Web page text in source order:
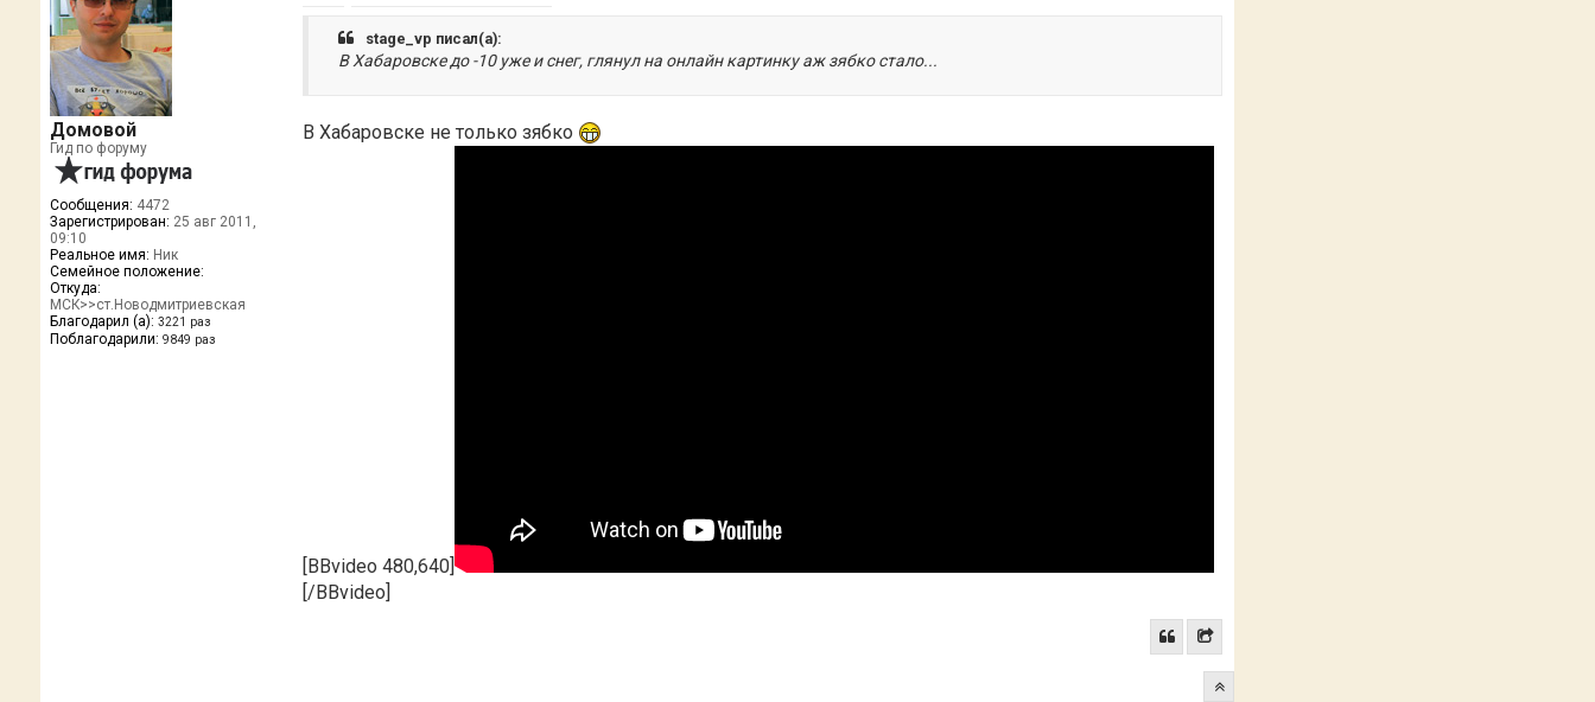
Домовой
Гид по форуму
Сообщения: 4472
Зарегистрирован: 25 авг 2011,
09:10
Реальное имя: Ник
Семейное положение:
Откуда:
МСК>>ст.Новодмитриевская
Благодарил (а): 3221 раз
Поблагодарили: 9849 раз
stage_vp писал(а):
В Хабаровске до -10 уже и снег, глянул на онлайн картинку аж зябко стало...
В Хабаровске не только зябко
[BBvideo 480,640]
[/BBvideo]